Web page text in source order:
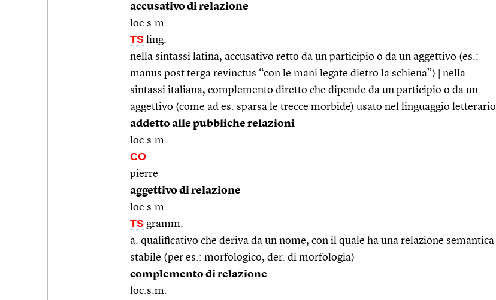
accusativo di relazione
loc.s.m.
TS ling.
nella sintassi latina, accusativo retto da un participio o da un aggettivo (es.:
manus post terga revinctus “con le mani legate dietro la schiena”) | nella
sintassi italiana, complemento diretto che dipende da un participio o da un
aggettivo (come ad es. sparsa le trecce morbide) usato nel linguaggio letterario
addetto alle pubbliche relazioni
loc.s.m.
CO
pierre
aggettivo di relazione
loc.s.m.
TS gramm.
a. qualificativo che deriva da un nome, con il quale ha una relazione semantica
stabile (per es.: morfologico, der. di morfologia)
complemento di relazione
loc.s.m.